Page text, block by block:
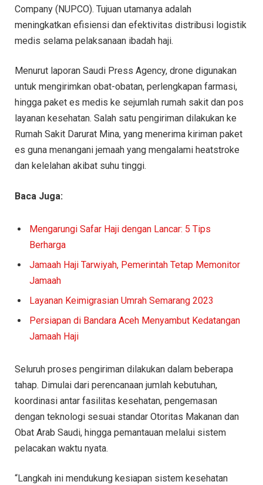
Company (NUPCO). Tujuan utamanya adalah
meningkatkan efisiensi dan efektivitas distribusi logistik
medis selama pelaksanaan ibadah haji.
Menurut laporan Saudi Press Agency, drone digunakan
untuk mengirimkan obat-obatan, perlengkapan farmasi,
hingga paket es medis ke sejumlah rumah sakit dan pos
layanan kesehatan. Salah satu pengiriman dilakukan ke
Rumah Sakit Darurat Mina, yang menerima kiriman paket
es guna menangani jemaah yang mengalami heatstroke
dan kelelahan akibat suhu tinggi.
Baca Juga:
Mengarungi Safar Haji dengan Lancar: 5 Tips
Berharga
Jamaah Haji Tarwiyah, Pemerintah Tetap Memonitor
Jamaah
Layanan Keimigrasian Umrah Semarang 2023
Persiapan di Bandara Aceh Menyambut Kedatangan
Jamaah Haji
Seluruh proses pengiriman dilakukan dalam beberapa
tahap. Dimulai dari perencanaan jumlah kebutuhan,
koordinasi antar fasilitas kesehatan, pengemasan
dengan teknologi sesuai standar Otoritas Makanan dan
Obat Arab Saudi, hingga pemantauan melalui sistem
pelacakan waktu nyata.
“Langkah ini mendukung kesiapan sistem kesehatan